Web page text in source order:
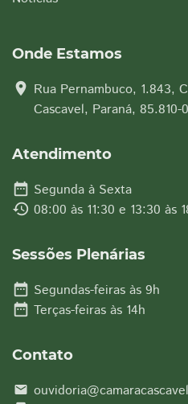
Onde Estamos
location_on Rua Pernambuco, 1.843,
Cascavel, Paraná, 85.810-
Atendimento
date_range Segunda à Sexta
history 08:00 às 11:30 e 13:30 às
Sessões Plenárias
date_range Segundas-feiras às 9h
date_range Terças-feiras às 14h
Contato
email